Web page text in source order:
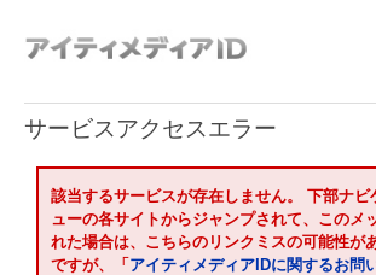
サービスアクセスエラー
該当するサービスが存在しません。
下部ナビ
ューの各サイトからジャンプされて、このメ
れた場合は、こちらのリンクミスの可能性が
ですが、「 アイティメディアIDに関するお問